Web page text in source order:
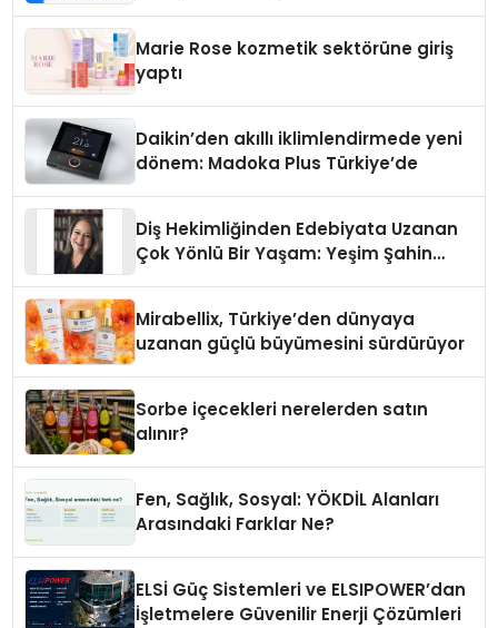
Marie Rose kozmetik sektörüne giriş
yaptı
Daikin’den akıllı iklimlendirmede yeni
dönem: Madoka Plus Türkiye’de
Diş Hekimliğinden Edebiyata Uzanan
Çok Yönlü Bir Yaşam: Yeşim Şahin
Mirabellix, Türkiye’den dünyaya
uzanan güçlü büyümesini sürdürüyor
Sorbe içecekleri nerelerden satın
alınır?
Fen, Sağlık, Sosyal: YÖKDİL Alanları
Arasındaki Farklar Ne?
ELSİ Güç Sistemleri ve ELSIPOWER’dan
İşletmelere Güvenilir Enerji Çözümleri